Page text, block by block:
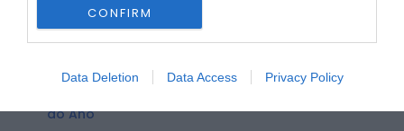
CONFIRM
Data Deletion Data Access Privacy Policy
ÚLTIMA HORA:
BEIRA INTERIOR
do Ano